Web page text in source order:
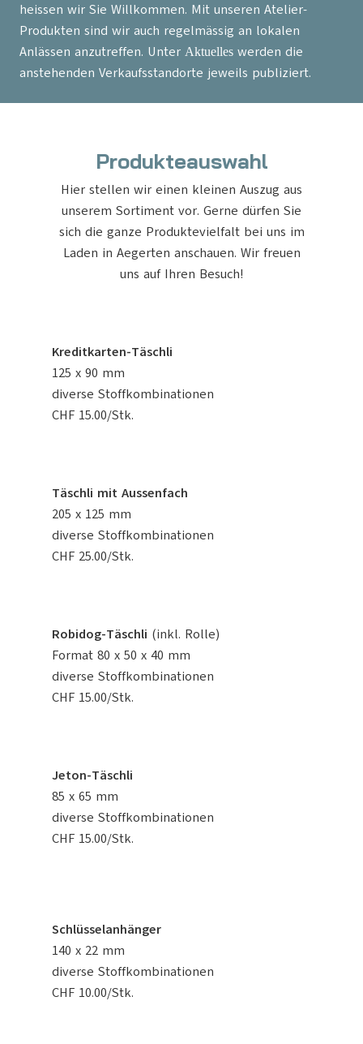
heissen wir Sie Willkommen. Mit unseren Atelier-
Produkten sind wir auch regelmässig an lokalen
Anlässen anzutreffen. Unter Aktuelles werden die
anstehenden Verkaufsstandorte jeweils publiziert.
Produkteauswahl
Hier stellen wir einen kleinen Auszug aus
unserem Sortiment vor. Gerne dürfen Sie
sich die ganze Produktevielfalt bei uns im
Laden in Aegerten anschauen. Wir freuen
uns auf Ihren Besuch!
Kreditkarten-Täschli
125 x 90 mm
diverse Stoffkombinationen
CHF 15.00/Stk.
Täschli mit Aussenfach
205 x 125 mm
diverse Stoffkombinationen
CHF 25.00/Stk.
Robidog-Täschli (inkl. Rolle)
Format 80 x 50 x 40 mm
diverse Stoffkombinationen
CHF 15.00/Stk.
Jeton-Täschli
85 x 65 mm
diverse Stoffkombinationen
CHF 15.00/Stk.
Schlüsselanhänger
140 x 22 mm
diverse Stoffkombinationen
CHF 10.00/Stk.